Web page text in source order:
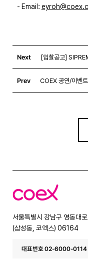
   - Email:
Next
Prev COEX 공연/이벤
코
엑
서울특별시 강남구 영동대
(삼성동, 코엑스) 06164
대표번호 02-6000-0114